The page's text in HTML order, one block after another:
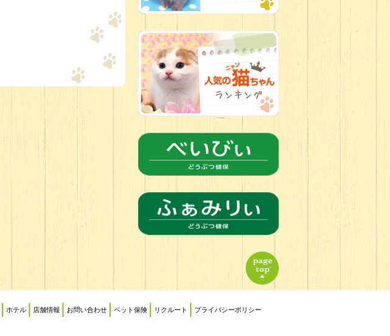
スタッフ
新入生
2026.06.24
人懐っこすぎ
なわんちゃんず
2026.06.21
転入生のご紹
介(*ﾉωﾉ)
ホテル 店舗情報 お問い合わせ ペット保険 リクルート プライバシーポリシー